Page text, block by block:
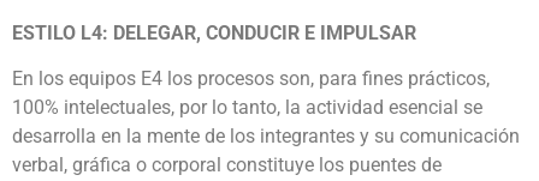
ESTILO L4: DELEGAR, CONDUCIR E IMPULSAR
En los equipos E4 los procesos son, para fines prácticos,
100% intelectuales, por lo tanto, la actividad esencial se
desarrolla en la mente de los integrantes y su comunicación
verbal, gráfica o corporal constituye los puentes de